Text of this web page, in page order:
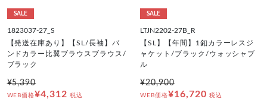
SALE
1823037-27_S
【発送在庫あり】【SL/長袖】バ
ンドカラー比翼ブラウスブラウス/
ブラック
¥5,390
WEB価格¥4,312 税込
SALE
LTJN2202-27B_R
【SL】【年間】1釦カラーレスジ
ャケット/ブラック/ウォッシャブ
ル
¥20,900
WEB価格¥16,720 税込